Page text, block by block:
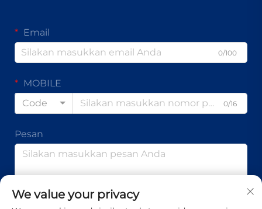
Email
0/100
MOBILE
Code
0/16
Pesan
We value your privacy